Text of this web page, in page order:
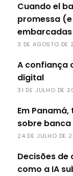
Cuando el
promessa
embarcadas
3 DE AGOSTO DE
A confiança
digital
31 DE JULHO DE
Em
sobre
24 DE JULHO DE
Decisões
como a IA